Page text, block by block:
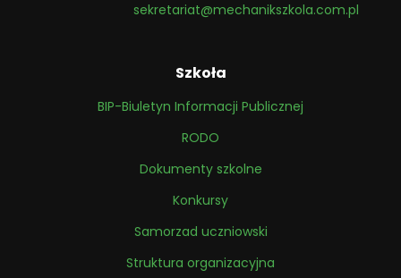
sekretariat@mechanikszkola.com.pl
Szkoła
BIP-Biuletyn Informacji Publicznej
RODO
Dokumenty szkolne
Konkursy
Samorzad uczniowski
Struktura organizacyjna